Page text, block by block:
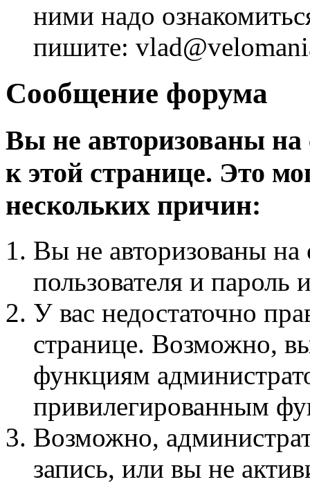
ними надо
пишите:
Сообщение форума
Вы не авторизованы на
к этой странице. Это
нескольких причин:
Вы не авторизованы на
пользователя и пароль
У вас недостаточно
странице. Возможно,
функциям
привилегированным
Возможно,
запись, или вы не